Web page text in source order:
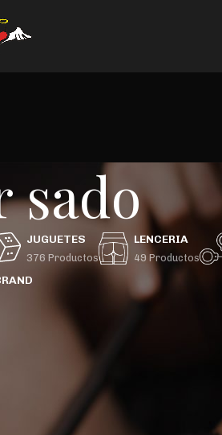
sado
JUGUETES
376 Productos
LENCERIA
49 Productos